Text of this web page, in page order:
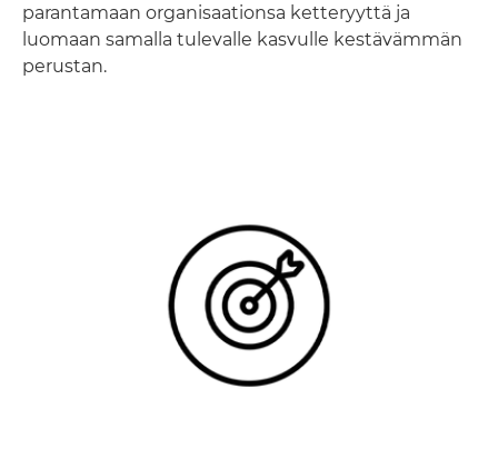
parantamaan organisaationsa ketteryyttä ja
luomaan samalla tulevalle kasvulle kestävämmän
perustan.